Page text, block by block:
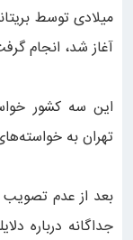
آغاز شد، انجام
این سه کشور
تهران به
بعد از عدم تصویب
جداگانه درباره